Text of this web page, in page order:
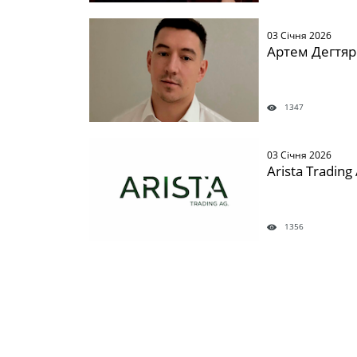
03 Січня 2026
Артем Дегтяр
1347
03 Січня 2026
Arista Trading
1356